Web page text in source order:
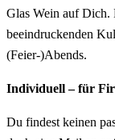
Glas Wein auf Dich.
beeindruckenden
(Feier-)Abends.
Individuell – für
Du findest keinen